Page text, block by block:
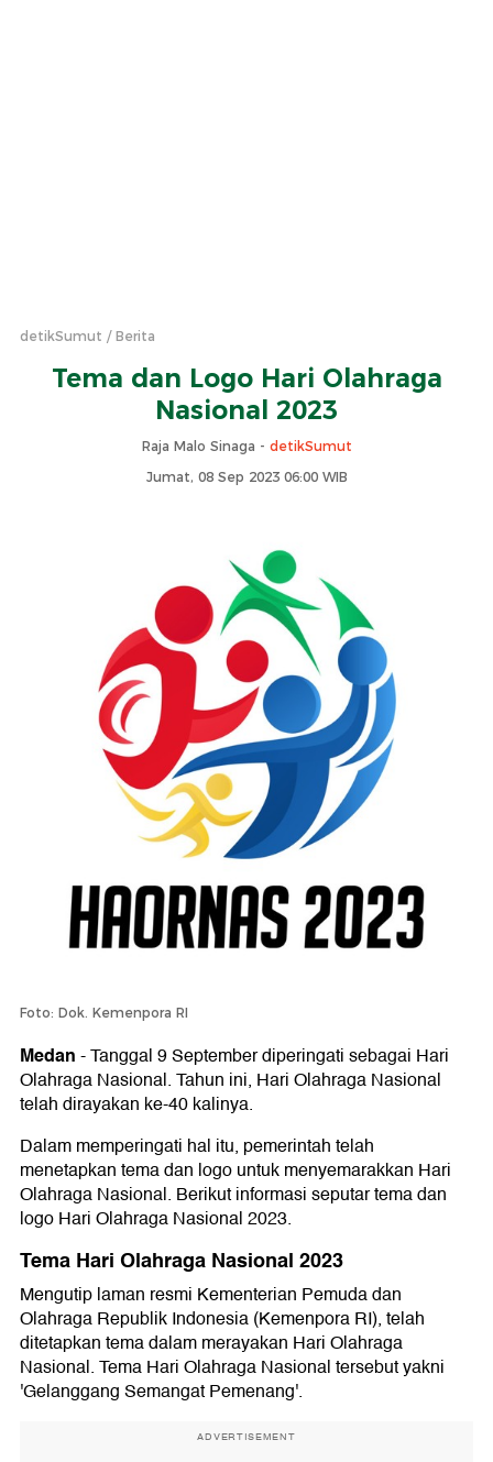
detikSumut Berita
Tema dan Logo Hari Olahraga
Nasional 2023
Raja Malo Sinaga - detikSumut
Jumat, 08 Sep 2023 06:00 WIB
Foto: Dok. Kemenpora RI
Medan-Tanggal 9 September diperingati sebagai Hari
Olahraga Nasional. Tahun ini, Hari Olahraga Nasional
telah dirayakan ke-40 kalinya.
Dalam memperingati hal itu, pemerintah telah
menetapkan tema dan logo untuk menyemarakkan Hari
Olahraga Nasional. Berikut informasi seputar tema dan
logo Hari Olahraga Nasional 2023.
Tema Hari Olahraga Nasional 2023
Mengutip laman resmi Kementerian Pemuda dan
Olahraga Republik Indonesia (Kemenpora RI), telah
ditetapkan tema dalam merayakan Hari Olahraga
Nasional. Tema Hari Olahraga Nasional tersebut yakni
'Gelanggang Semangat Pemenang'.
ADVERTISEMENT